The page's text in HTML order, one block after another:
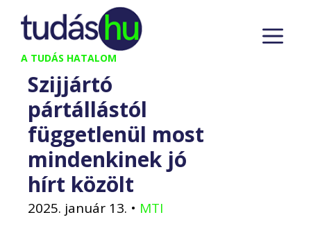
Kilépés
tartalomba
A TUDÁS HATALOM
Szijjártó
pártállástól
függetlenül most
mindenkinek jó
hírt közölt
2025. január 13. • MTI